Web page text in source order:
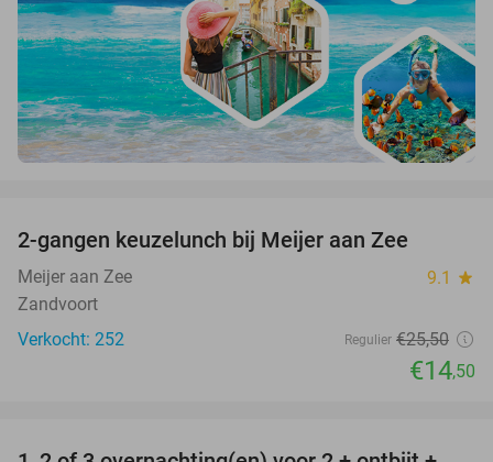
2-gangen keuzelunch bij Meijer aan Zee
Meijer aan Zee 9.1 star
Zandvoort
Verkocht: 252
Regulier €25,50
€14,50